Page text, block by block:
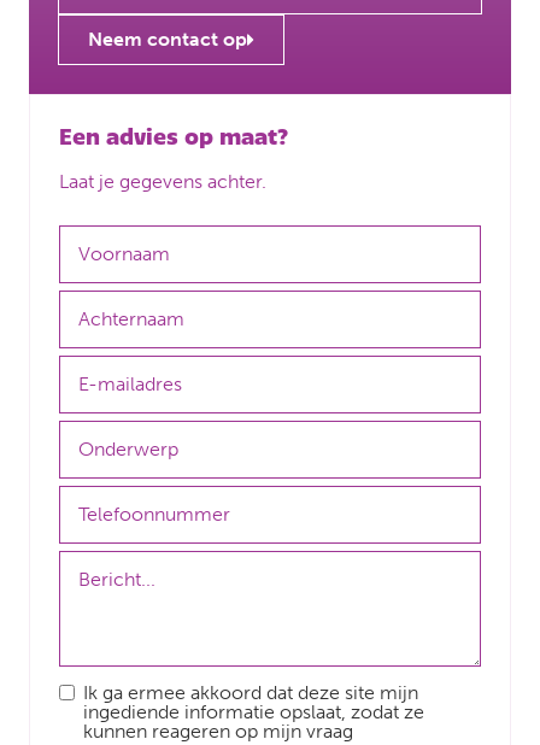
Neem contact op
Een advies op maat?
Laat je gegevens achter.
Ik ga ermee akkoord dat deze site mijn
ingediende informatie opslaat, zodat ze
kunnen reageren op mijn vraag